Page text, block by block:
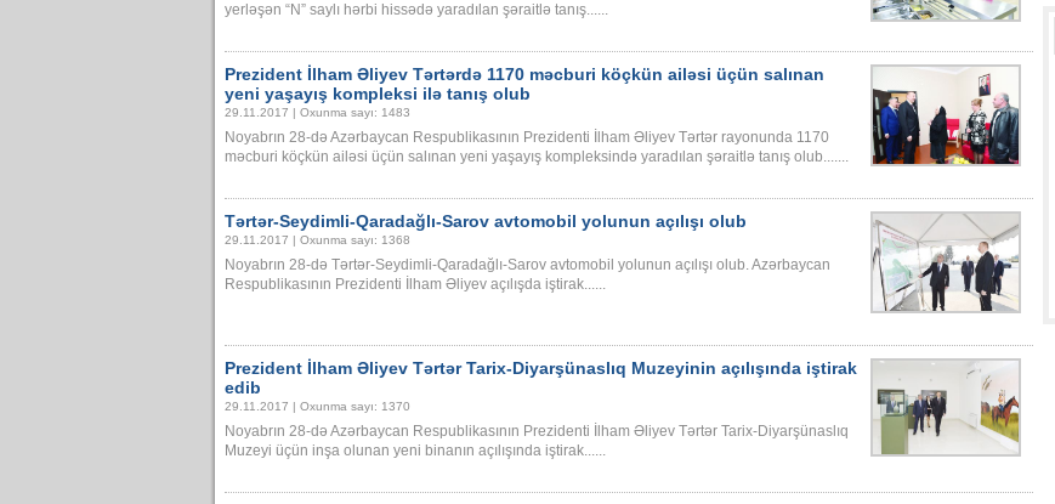
yerləşən “N” saylı hərbi hissədə yaradılan şəraitlə tanış......
Prezident İlham Əliyev Tərtərdə 1170 məcburi köçkün ailəsi üçün salınan
yeni yaşayış kompleksi ilə tanış olub
29.11.2017 | Oxunma sayı: 1483
Noyabrın 28-də Azərbaycan Respublikasının Prezidenti İlham Əliyev Tərtər rayonunda 1170
məcburi köçkün ailəsi üçün salınan yeni yaşayış kompleksində yaradılan şəraitlə tanış olub.......
Tərtər-Seydimli-Qaradağlı-Sarov avtomobil yolunun açılışı olub
29.11.2017 | Oxunma sayı: 1368
Noyabrın 28-də Tərtər-Seydimli-Qaradağlı-Sarov avtomobil yolunun açılışı olub. Azərbaycan
Respublikasının Prezidenti İlham Əliyev açılışda iştirak......
Prezident İlham Əliyev Tərtər Tarix-Diyarşünaslıq Muzeyinin açılışında iştirak
edib
29.11.2017 | Oxunma sayı: 1370
Noyabrın 28-də Azərbaycan Respublikasının Prezidenti İlham Əliyev Tərtər Tarix-Diyarşünaslıq
Muzeyi üçün inşa olunan yeni binanın açılışında iştirak......